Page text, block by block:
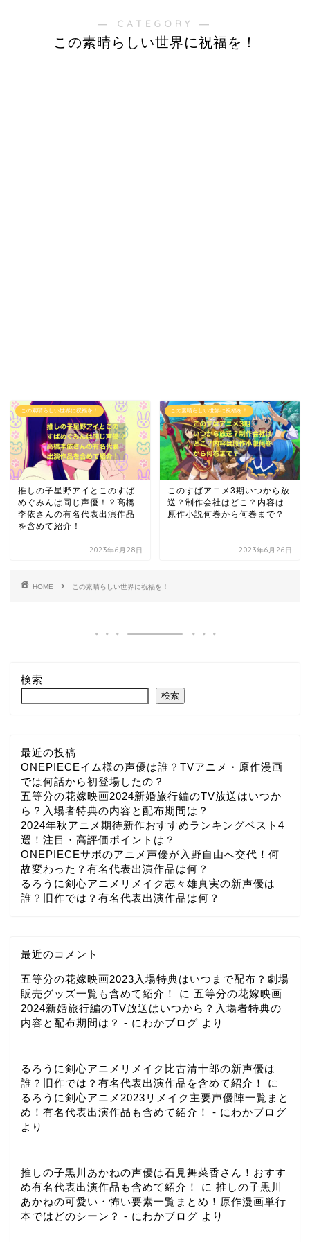
― CATEGORY ―
この素晴らしい世界に祝福を！
この素晴らしい世界に祝福を！
推しの子星野アイとこのすば
めぐみんは同じ声優！？高橋
李依さんの有名代表出演作品
を含めて紹介！
2023年6月28日
この素晴らしい世界に祝福を！
このすばアニメ3期いつから放
送？制作会社はどこ？内容は
原作小説何巻から何巻まで？
2023年6月26日
HOME この素晴らしい世界に祝福を！
検索
検索
最近の投稿
ONEPIECEイム様の声優は誰？TVアニメ・原作漫画
では何話から初登場したの？
五等分の花嫁映画2024新婚旅行編のTV放送はいつか
ら？入場者特典の内容と配布期間は？
2024年秋アニメ期待新作おすすめランキングベスト4
選！注目・高評価ポイントは？
ONEPIECEサボのアニメ声優が入野自由へ交代！何
故変わった？有名代表出演作品は何？
るろうに剣心アニメリメイク志々雄真実の新声優は
誰？旧作では？有名代表出演作品は何？
最近のコメント
五等分の花嫁映画2023入場特典はいつまで配布？劇場
販売グッズ一覧も含めて紹介！
に 五等分の花嫁映画
2024新婚旅行編のTV放送はいつから？入場者特典の
内容と配布期間は？ - にわかブログ より
るろうに剣心アニメリメイク比古清十郎の新声優は
誰？旧作では？有名代表出演作品を含めて紹介！
に
るろうに剣心アニメ2023リメイク主要声優陣一覧まと
め！有名代表出演作品も含めて紹介！ - にわかブログ
より
推しの子黒川あかねの声優は石見舞菜香さん！おすす
め有名代表出演作品も含めて紹介！
に 推しの子黒川
あかねの可愛い・怖い要素一覧まとめ！原作漫画単行
本ではどのシーン？ - にわかブログ より